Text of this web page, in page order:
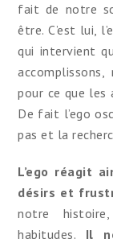
fait de notre
être. C’est lui,
qui intervient
pour ce que les
De fait l’ego
pas et la
L’ego réagit
désirs et
notre
habitudes. Il